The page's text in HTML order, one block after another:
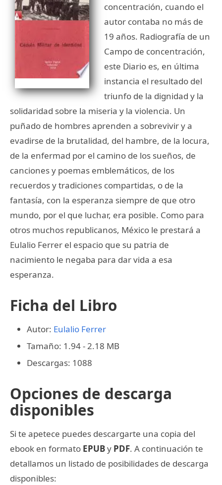
concentración, cuando el
autor contaba no más de
19 años. Radiografía de un
Campo de concentración,
este Diario es, en última
instancia el resultado del
triunfo de la dignidad y la
solidaridad sobre la miseria y la violencia. Un
puñado de hombres aprenden a sobrevivir y a
evadirse de la brutalidad, del hambre, de la locura,
de la enfermad por el camino de los sueños, de
canciones y poemas emblemáticos, de los
recuerdos y tradiciones compartidas, o de la
fantasía, con la esperanza siempre de que otro
mundo, por el que luchar, era posible. Como para
otros muchos republicanos, México le prestará a
Eulalio Ferrer el espacio que su patria de
nacimiento le negaba para dar vida a esa
esperanza.
Ficha del Libro
Autor: Eulalio Ferrer
Tamaño: 1.94 - 2.18 MB
Descargas: 1088
Opciones de descarga
disponibles
Si te apetece puedes descargarte una copia del
ebook en formato EPUBy PDF. A continuación te
detallamos un listado de posibilidades de descarga
disponibles: